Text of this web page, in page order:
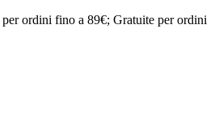
perordini fino a 89€; Gratuite perordini